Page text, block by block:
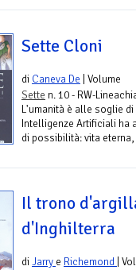
Sette Cloni
di Caneva De | Volume
Sette n. 10 - RW-
L'umanità è alle soglie
Intelligenze Artificiali ha
di possibilità: vita
Il trono
d'Inghilterra
diJarry e Richemond |